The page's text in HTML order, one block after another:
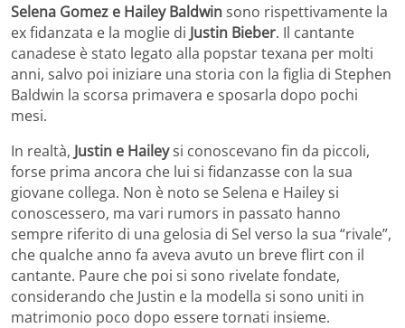
Selena Gomez e Hailey Baldwinsono rispettivamente la
ex fidanzata e la moglie di Justin Bieber. Il cantante
canadese è stato legato alla popstar texana per molti
anni, salvo poi iniziare una storia con la figlia di Stephen
Baldwin la scorsa primavera e sposarla dopo pochi
mesi.
In realtà, Justin e Haileysi conoscevano fin da piccoli,
forse prima ancora che lui si fidanzasse con la sua
giovane collega. Non è noto se Selena e Hailey si
conoscessero, ma vari rumors in passato hanno
sempre riferito di una gelosia di Sel verso la sua “rivale”,
che qualche anno fa aveva avuto un breve flirt con il
cantante. Paure che poi si sono rivelate fondate,
considerando che Justin e la modella si sono uniti in
matrimonio poco dopo essere tornati insieme.